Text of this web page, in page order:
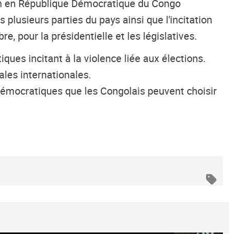
République Démocratique du Congo
plusieurs parties du pays ainsi que l'incitation
pour la présidentielle et les législatives.
incitant à la violence liée aux élections.
internationales.
que les Congolais peuvent choisir